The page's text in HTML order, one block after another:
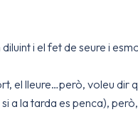
diluint i el fet de seure i
el lleure…però, voleu dir
a la tarda es penca),